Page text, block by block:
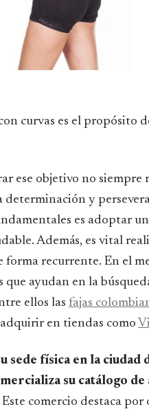
ese objetivo no siempre
determinación y
es adoptar
Además, es vital
forma recurrente. En el
ayudan en la
ellos las fajas
en tiendas como
sede física en la ciudad
su catálogo
Este comercio destaca por